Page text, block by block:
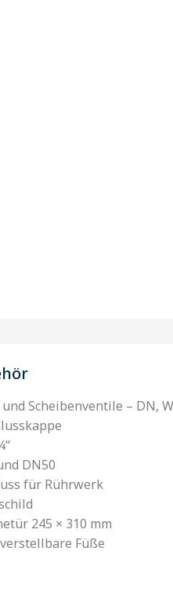
Scheibenventile – DN,
DN50
für Rührwerk
245 × 310 mm
Füße